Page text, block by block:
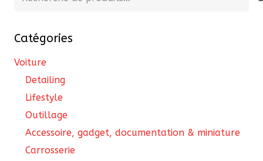
Catégories
Voiture
Detailing
Lifestyle
Outillage
Accessoire, gadget, documentation & miniature
Carrosserie